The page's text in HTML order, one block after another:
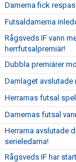
Damerna fick
Futsaldamerna
Rågsveds IF vann
herrfutsalpremiär!
Dubbla premiärer
Damlaget avslutade
Herrarnas futsal
Damernas futsal
Herrarna avslutade
serieledarna!
Rågsveds IF har